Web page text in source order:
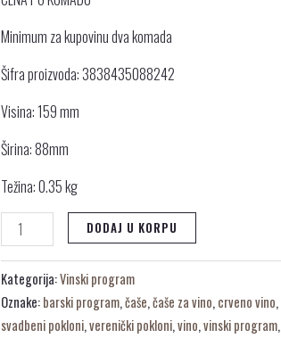
Minimum za kupovinu dva komada
Šifra proizvoda: 3838435088242
Visina: 159 mm
Širina: 88mm
Težina: 0.35 kg
DODAJ U KORPU
Kategorija:Vinski program
Oznake:barski program,čaše,čaše za vino,crveno vino,
svadbeni pokloni,verenički pokloni,vino,vinski program,